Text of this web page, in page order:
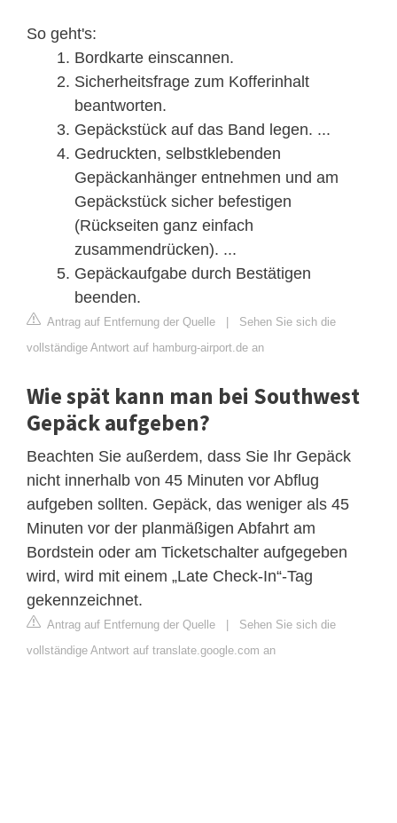
So geht's:
Bordkarte einscannen.
Sicherheitsfrage zum Kofferinhalt
beantworten.
Gepäckstück auf das Band legen. ...
Gedruckten, selbstklebenden
Gepäckanhänger entnehmen und am
Gepäckstück sicher befestigen
(Rückseiten ganz einfach
zusammendrücken). ...
Gepäckaufgabe durch Bestätigen
beenden.
Antrag auf Entfernung der Quelle | Sehen Sie sich die
vollständige Antwort auf hamburg-airport.de an
Wie spät kann man bei Southwest
Gepäck aufgeben?
Beachten Sie außerdem, dass Sie Ihr Gepäck
nicht innerhalb von 45 Minuten vor Abflug
aufgeben sollten. Gepäck, das weniger als 45
Minuten vor der planmäßigen Abfahrt am
Bordstein oder am Ticketschalter aufgegeben
wird, wird mit einem „Late Check-In“-Tag
gekennzeichnet.
Antrag auf Entfernung der Quelle | Sehen Sie sich die
vollständige Antwort auf translate.google.com an